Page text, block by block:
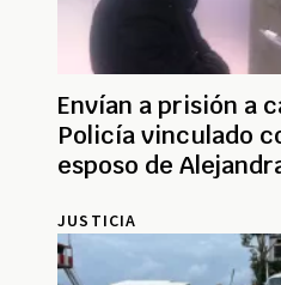
Envían a prisión a
Policía vinculado
esposo de
JUSTICIA